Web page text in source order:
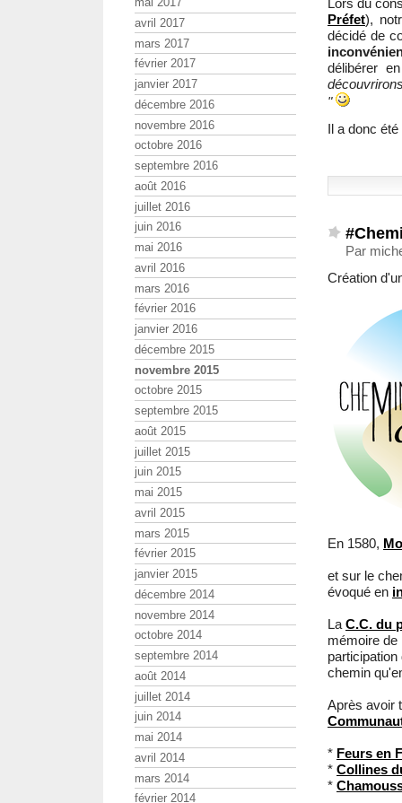
Préfet),
décidé de
délibérer
"
Il a donc
Par
Création
En 1580,
et sur le
évoqué en
La C.C. du
mémoire de
chemin
Après avoir
* Feurs en
* Collines
*
avril 2017
mars 2017
février 2017
janvier 2017
décembre 2016
novembre 2016
octobre 2016
septembre 2016
août 2016
juillet 2016
juin 2016
mai 2016
avril 2016
mars 2016
février 2016
janvier 2016
décembre 2015
novembre 2015
octobre 2015
septembre 2015
août 2015
juillet 2015
juin 2015
mai 2015
avril 2015
mars 2015
février 2015
janvier 2015
décembre 2014
novembre 2014
octobre 2014
septembre 2014
août 2014
juillet 2014
juin 2014
mai 2014
avril 2014
mars 2014
février 2014